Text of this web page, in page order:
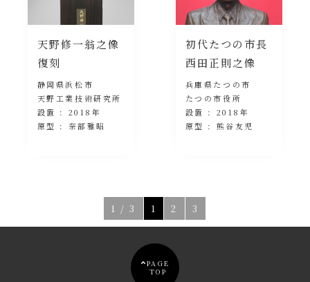
天野修一翁之像
復刻
静岡県浜松市
天野工業技術研究所
設置 : 2018年
原型 : 奈部雅昭
初代たつの市長
西田正則之像
兵庫県たつの市
たつの市役所
設置 : 2018年
原型 : 熊谷友児
1 / 3 1 2 3
PAGE
TOP